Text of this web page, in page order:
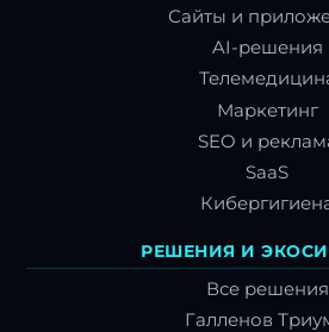
Сайты и
AI-решения
Маркетинг
SEO и
SaaS
РЕШЕНИЯ И
Все решения
Галленов